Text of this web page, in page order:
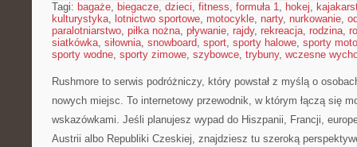
Tagi: bagaże, biegacze, dzieci, fitness, formuła 1, hokej,
kulturystyka, lotnictwo sportowe, motocykle, narty, nurkowanie,
paralotniarstwo, piłka nożna, pływanie, rajdy, rekreacja, rodzina,
siatkówka, siłownia, snowboard, sport, sporty halowe, sporty
sporty wodne, sporty zimowe, szybowce, trybuny, wczesne
Rushmore to serwis podróżniczy, który powstał z myślą o
nowych miejsc. To internetowy przewodnik, w którym łączą się
wskazówkami. Jeśli planujesz wypad do Hiszpanii, Francji,
Austrii albo Republiki Czeskiej, znajdziesz tu szeroką